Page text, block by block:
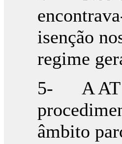
isenção
regime
5- A AT
âmbito